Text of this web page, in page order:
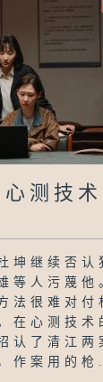
测技术
坤继续否认
等人污蔑他
法很难对付
在心测技术
认了清江两
作案用的枪